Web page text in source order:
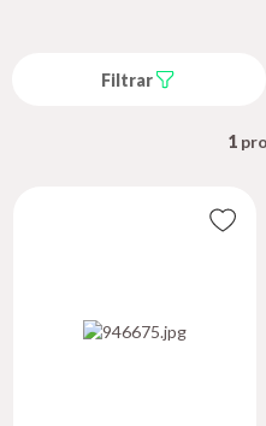
Filtrar
1